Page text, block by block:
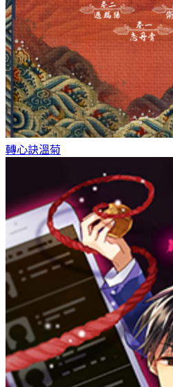
轉心訣溫菊